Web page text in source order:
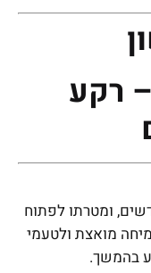
רקע
ומטרתו לפתוח
מואצת ולטעמי
בהמשך.